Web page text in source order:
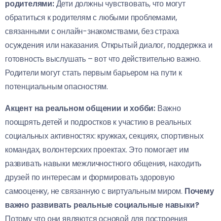
родителями:Дети должны чувствовать, что могут
обратиться к родителям с любыми проблемами,
связанными с онлайн-знакомствами, без страха
осуждения или наказания. Открытый диалог, поддержка и
готовность выслушать – вот что действительно важно.
Родители могут стать первым барьером на пути к
потенциальным опасностям.
Акцент на реальном общении и хобби: Важно
поощрять детей и подростков к участию в реальных
социальных активностях: кружках, секциях, спортивных
командах, волонтерских проектах. Это помогает им
развивать навыки межличностного общения, находить
друзей по интересам и формировать здоровую
самооценку, не связанную с виртуальным миром. Почему
важно развивать реальные социальные навыки?